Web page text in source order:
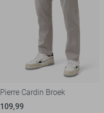
Pierre Cardin Broek
109,99